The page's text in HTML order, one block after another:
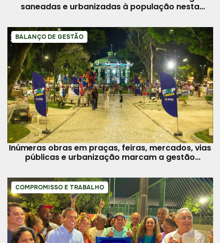
saneadas e urbanizadas à população nesta
BALANÇO DE GESTÃO
Inúmeras obras em praças, feiras, mercados, vias
públicas e urbanização marcam a gestão
COMPROMISSO E TRABALHO